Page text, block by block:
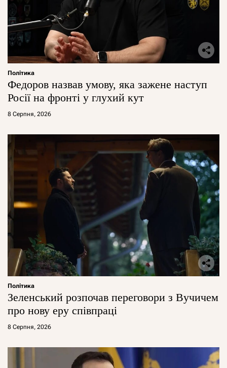
Політика
Федоров назвав умову, яка зажене наступ
Росії на фронті у глухий кут
8 Серпня, 2026
Політика
Зеленський розпочав переговори з Вучичем
про нову еру співпраці
8 Серпня, 2026